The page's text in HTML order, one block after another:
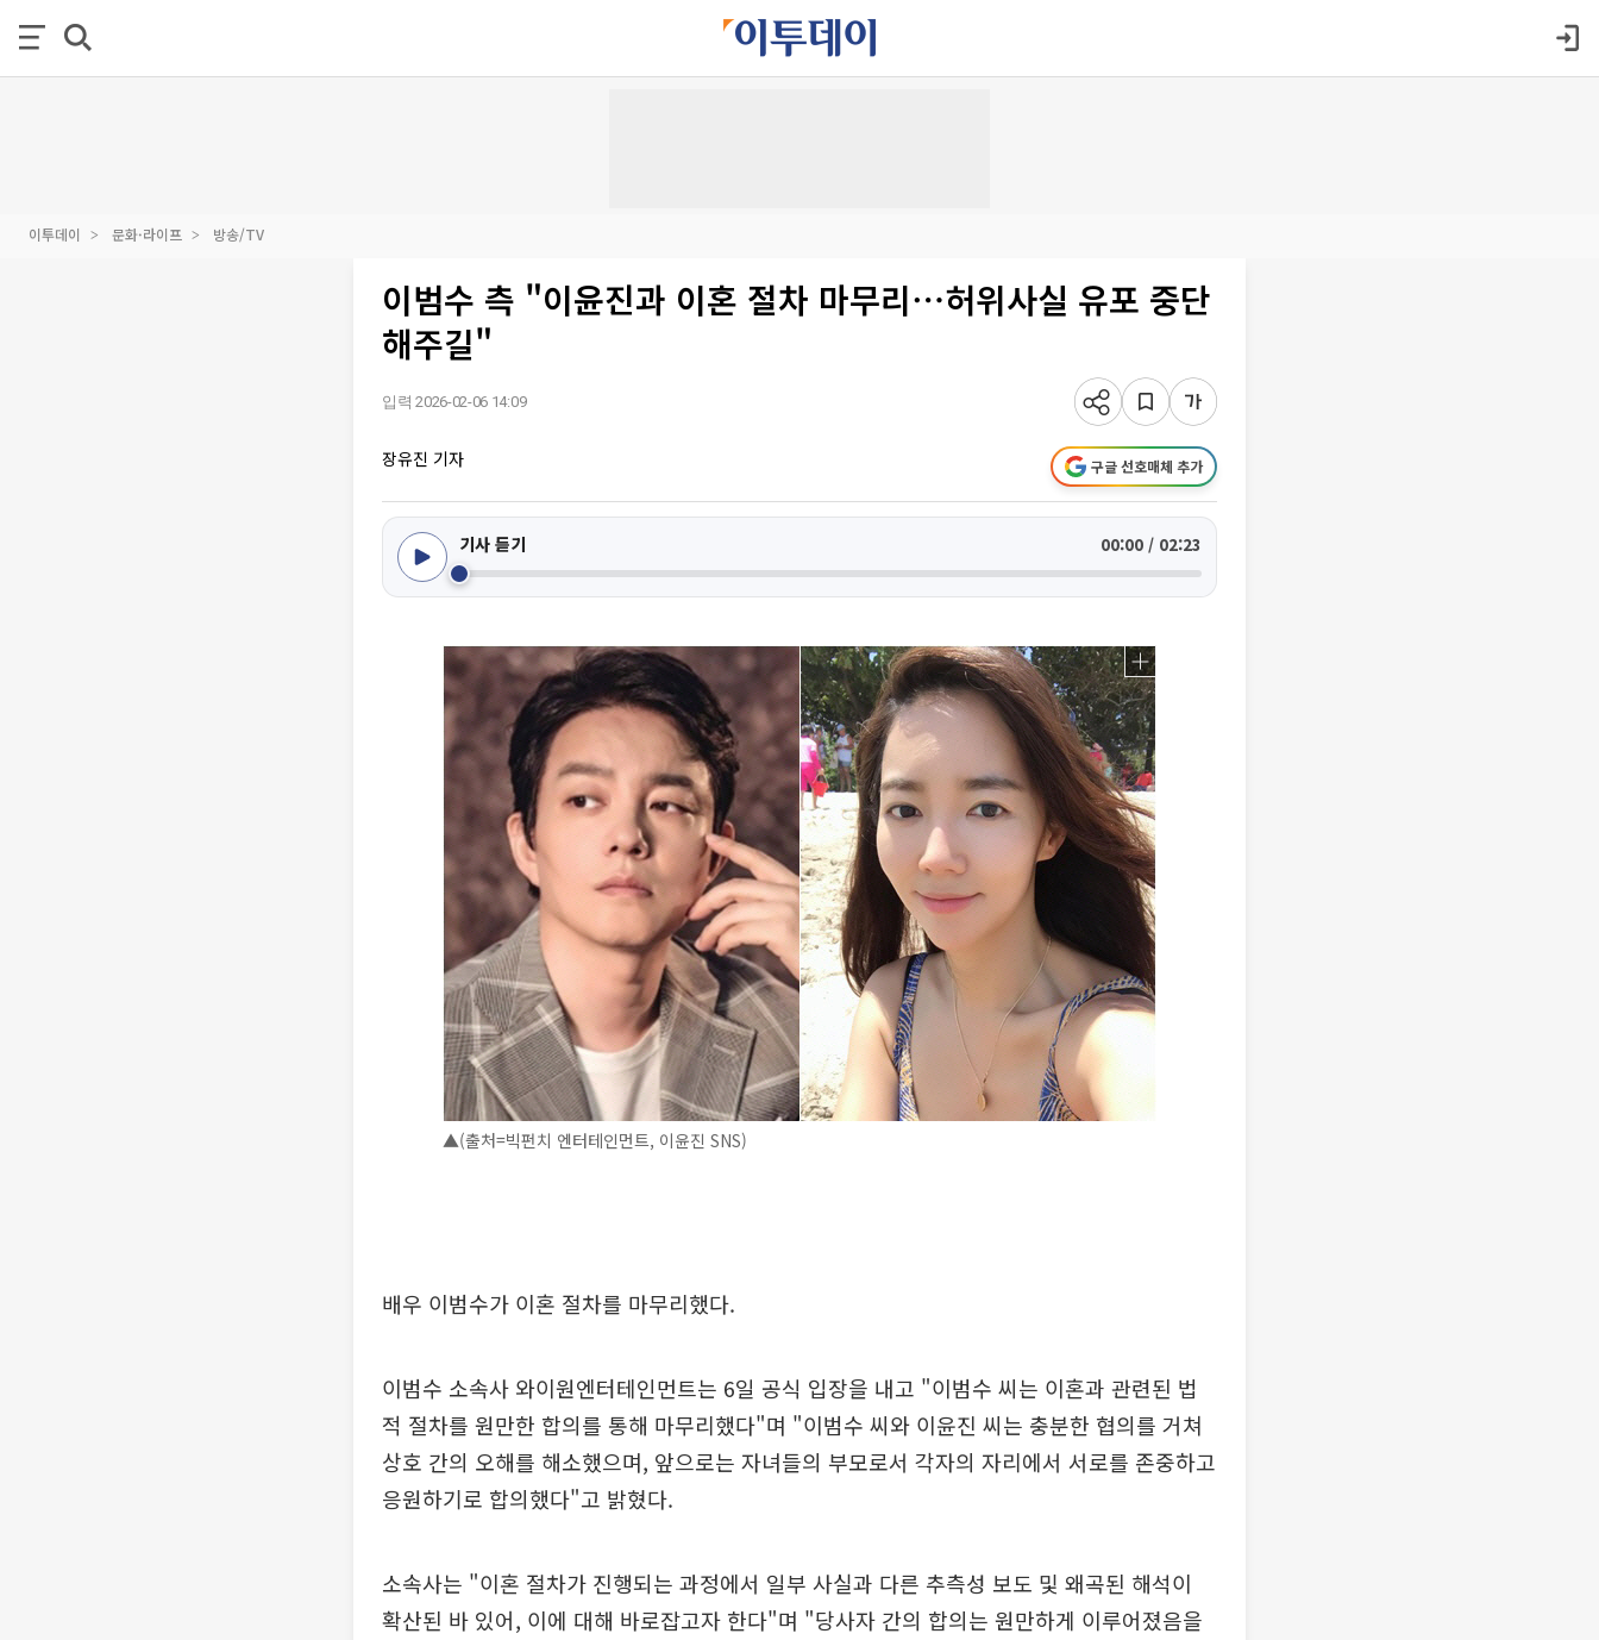
이투데이 문화·라이프 방송/TV
이범수 측 "이윤진과 이혼 절차 마무리⋯허위사실 유포 중단
해주길"
입력 2026-02-06 14:09
장유진 기자 구글 선호매체 추가
기사 듣기 00:00 / 02:23
▲(출처=빅펀치 엔터테인먼트, 이윤진 SNS)
배우 이범수가 이혼 절차를 마무리했다.
이범수 소속사 와이원엔터테인먼트는 6일 공식 입장을 내고 "이범수 씨는 이혼과 관련된 법
적 절차를 원만한 합의를 통해 마무리했다"며 "이범수 씨와 이윤진 씨는 충분한 협의를 거쳐
상호 간의 오해를 해소했으며, 앞으로는 자녀들의 부모로서 각자의 자리에서 서로를 존중하고
응원하기로 합의했다"고 밝혔다.
소속사는 "이혼 절차가 진행되는 과정에서 일부 사실과 다른 추측성 보도 및 왜곡된 해석이
확산된 바 있어, 이에 대해 바로잡고자 한다"며 "당사자 간의 합의는 원만하게 이루어졌음을